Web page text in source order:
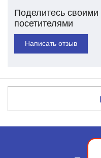
Поделитесь
посетителями
Написать отзыв